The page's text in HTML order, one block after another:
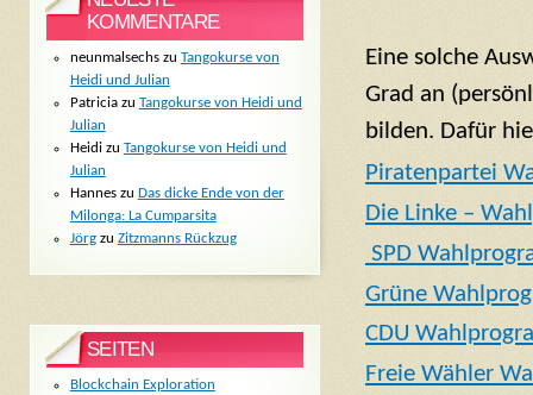
Eine solche
Grad an
bilden. Dafür
Piratenpartei
Die Linke –
SPD
Grüne
CDU
Freie Wähler
KOMMENTARE
neunmalsechszu Tangokurse von
Heidi und Julian
Patriciazu Tangokurse von Heidi und
Julian
Heidizu Tangokurse von Heidi und
Julian
Hanneszu Das dicke Ende von der
Milonga: La Cumparsita
Jörgzu Zitzmanns Rückzug
SEITEN
Blockchain Exploration